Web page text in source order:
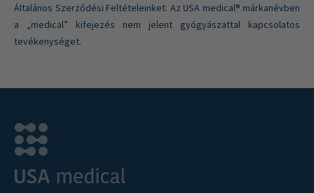
Általános Szerződési Feltételeinket. Az USA medical® márkanévben
a „medical” kifejezés nem jelent gyógyászattal kapcsolatos
tevékenységet.